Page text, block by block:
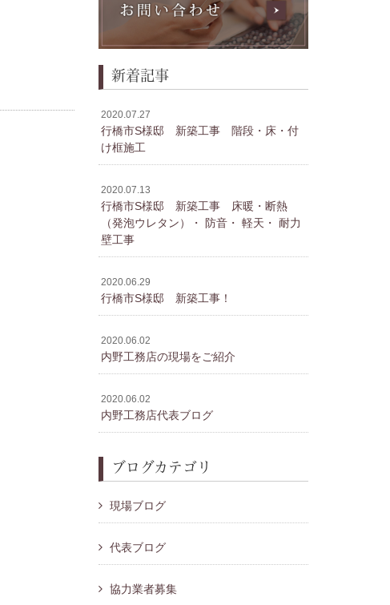
新着記事
2020.07.27
行橋市S様邸 新築工事 階段・床・付
け框施工
2020.07.13
行橋市S様邸 新築工事 床暖・断熱
（発泡ウレタン）・ 防音・ 軽天・ 耐力
壁工事
2020.06.29
行橋市S様邸 新築工事！
2020.06.02
内野工務店の現場をご紹介
2020.06.02
内野工務店代表ブログ
ブログカテゴリ
現場ブログ
代表ブログ
協力業者募集